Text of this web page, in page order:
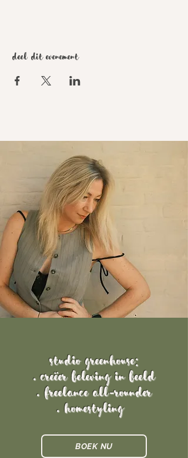
Deel dit evenement
Studio Greenhouse:
.creëer belevingin beeld
. freelance All-rounder
. homestyling
BOEK NU